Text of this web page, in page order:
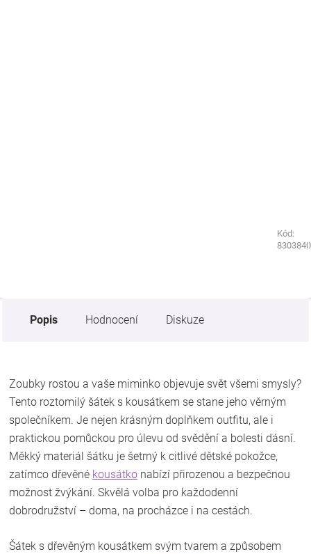
Kód:
Kód:
Popis Hodnocení Diskuze
Zoubky rostou a vaše miminko objevuje svět všemi smysly?
Tento roztomilý šátek s kousátkem se stane jeho věrným
společníkem. Je nejen krásným doplňkem outfitu, ale i
praktickou pomůckou pro úlevu od svědění a bolesti dásní.
Měkký materiál šátku je šetrný k citlivé dětské pokožce,
zatímco dřevěné kousátko nabízí přirozenou a bezpečnou
možnost žvýkání. Skvělá volba pro každodenní
dobrodružství – doma, na procházce i na cestách.
Šátek s dřevěným kousátkem svým tvarem a způsobem